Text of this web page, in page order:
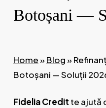
Botoșani —
Home» Blog»
Botoșani — Soluții
Fidelia Credit te ajută